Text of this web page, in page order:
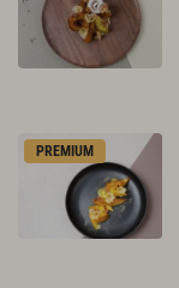
PREMIUM